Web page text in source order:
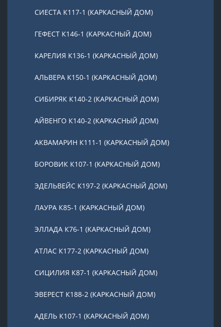
СИЕСТА К117-1 (КАРКАСНЫЙ ДОМ)
ГЕФЕСТ К146-1 (КАРКАСНЫЙ ДОМ)
КАРЕЛИЯ К136-1 (КАРКАСНЫЙ ДОМ)
АЛЬВЕРА К150-1 (КАРКАСНЫЙ ДОМ)
СИБИРЯК К140-2 (КАРКАСНЫЙ ДОМ)
АЙВЕНГО К140-2 (КАРКАСНЫЙ ДОМ)
АКВАМАРИН К111-1 (КАРКАСНЫЙ ДОМ)
БОРОВИК К107-1 (КАРКАСНЫЙ ДОМ)
ЭДЕЛЬВЕЙС К197-2 (КАРКАСНЫЙ ДОМ)
ЛАУРА К85-1 (КАРКАСНЫЙ ДОМ)
ЭЛЛАДА К76-1 (КАРКАСНЫЙ ДОМ)
АТЛАС К177-2 (КАРКАСНЫЙ ДОМ)
СИЦИЛИЯ К87-1 (КАРКАСНЫЙ ДОМ)
ЭВЕРЕСТ К188-2 (КАРКАСНЫЙ ДОМ)
АДЕЛЬ К107-1 (КАРКАСНЫЙ ДОМ)